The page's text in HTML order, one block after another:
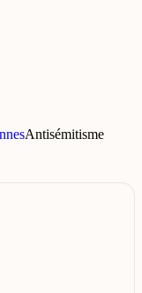
Antisémitisme